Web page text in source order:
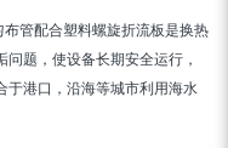
管配合塑料螺旋折流板是换热
题，使设备长期安全运行，
于港口，沿海等城市利用海水